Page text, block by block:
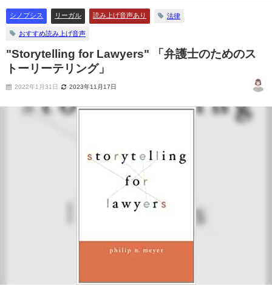
シノプシス リーガル 読み上げ音声あり 法律
おすすめ読み上げ音声
"Storytelling for Lawyers" 「弁護士のためのス
トーリーテリング」
2022年1月31日 2023年11月17日